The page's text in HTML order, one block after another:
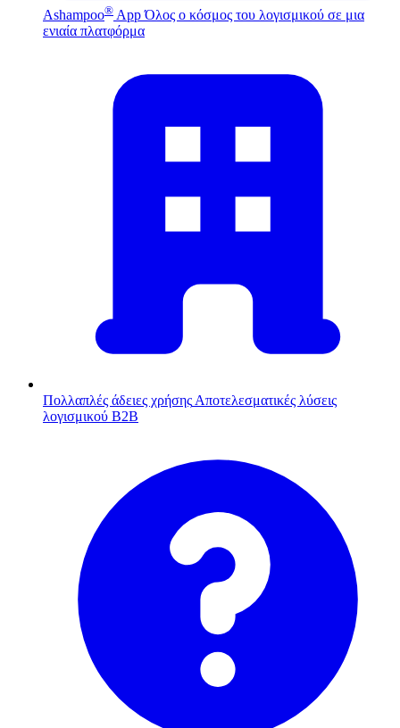
Ashampoo® App Όλος ο κόσμος του λογισμικού σε μια
ενιαία πλατφόρμα
Πολλαπλές άδειες χρήσης Αποτελεσματικές λύσεις
λογισμικού B2B